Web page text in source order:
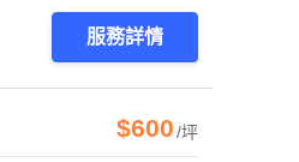
服務詳情
$600/坪